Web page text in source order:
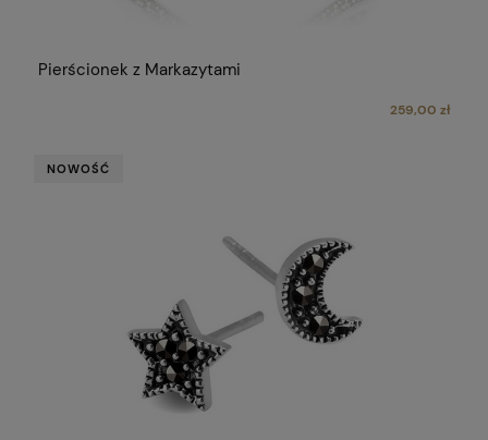
Pierścionek z Markazytami
259,00 zł
NOWOŚĆ